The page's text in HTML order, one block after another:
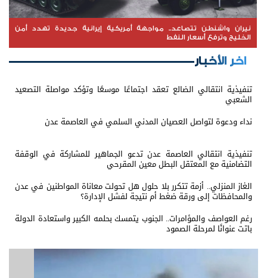
نيران واشنطن تتصاعد.. مواجهة أمريكية إيرانية جديدة تهدد أمن
الخليج وترفع أسعار النفط
اخر الأخبار
تنفيذية انتقالي الضالع تعقد اجتماعًا موسعًا وتؤكد مواصلة التصعيد
الشعبي
نداء ودعوة لتواصل العصيان المدني السلمي في العاصمة عدن
تنفيذية انتقالي العاصمة عدن تدعو الجماهير للمشاركة في الوقفة
التضامنية مع المعتقل البطل معين المقرحي
الغاز المنزلي.. أزمة تتكرر بلا حلول هل تحولت معاناة المواطنين في عدن
والمحافظات إلى ورقة ضغط أم نتيجة لفشل الإدارة؟
رغم العواصف والمؤامرات.. الجنوب يتمسك بحلمه الكبير واستعادة الدولة
باتت عنوانًا لمرحلة الصمود